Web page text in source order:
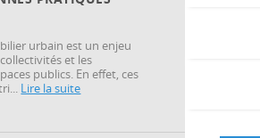
urbain est un enjeu
et les
publics. En effet, ces
Lire la suite